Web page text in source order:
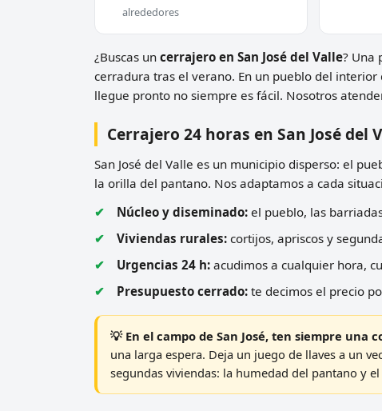
alrededores
¿Buscas un cerrajero en San José del Valle? Una
cerradura tras el verano. En un pueblo del
llegue pronto no siempre es fácil. Nosotros
Cerrajero 24 horas en San José del
San José del Valle es un municipio disperso: el
la orilla del pantano. Nos adaptamos a cada
Núcleo y diseminado: el pueblo, las
Viviendas rurales: cortijos, apriscos y
Urgencias 24 h: acudimos a cualquier hora,
Presupuesto cerrado: te decimos el precio
💡 En el campo de San José, ten siempre una
una larga espera. Deja un juego de llaves a un
segundas viviendas: la humedad del pantano y